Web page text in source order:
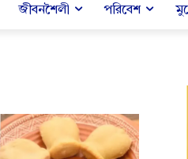
জীবনশৈলী পরিবেশ